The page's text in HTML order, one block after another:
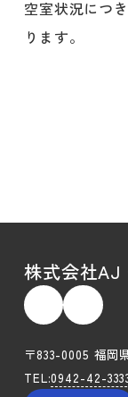
空室状況につ
ります。
株式会社AJ
〒833-0005 福岡
TEL:0942-42-